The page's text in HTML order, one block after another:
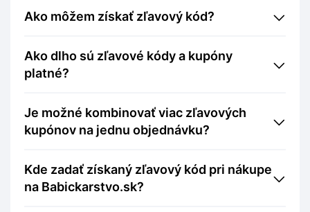
Ako môžem získať zľavový kód?
Ako dlho sú zľavové kódy a kupóny
platné?
Je možné kombinovať viac zľavových
kupónov na jednu objednávku?
Kde zadať získaný zľavový kód pri nákupe
na Babickarstvo.sk?